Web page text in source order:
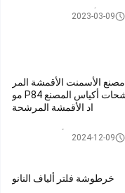
أكياس تصفية جامع الغبار
2023-03-09
مصنع الأسمنت الأقمشة المر
شحات أكياس المصنع P84 مو
اد الأقمشة المرشحة
P84 أكياس المرشح
2024-12-09
خرطوشة فلتر ألياف النانو